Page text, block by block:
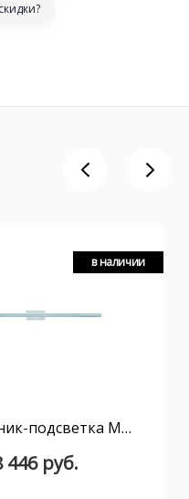
в наличии
Светильник-подсветка MANTRA Morne 7480
446 руб.